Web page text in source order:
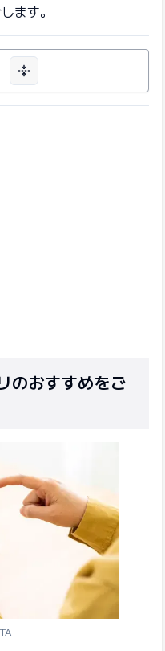
ます。
目次を開く
のおすすめをご